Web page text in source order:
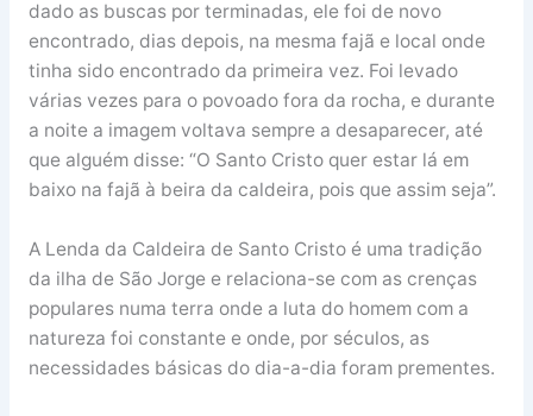
dado as buscas por terminadas, ele foi de novo
encontrado, dias depois, na mesma fajã e local onde
tinha sido encontrado da primeira vez. Foi levado
várias vezes para o povoado fora da rocha, e durante
a noite a imagem voltava sempre a desaparecer, até
que alguém disse: “O Santo Cristo quer estar lá em
baixo na fajã à beira da caldeira, pois que assim seja”.
A Lenda da Caldeira de Santo Cristo é uma tradição
da ilha de São Jorge e relaciona-se com as crenças
populares numa terra onde a luta do homem com a
natureza foi constante e onde, por séculos, as
necessidades básicas do dia-a-dia foram prementes.